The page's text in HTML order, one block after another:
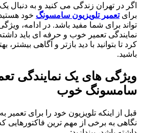
اگر در تهران زندگی می کنید و به دنبال
برایتعمیر تلویزیون سامسونگ خود
تواند برای شما مفید باشد. در ادامه،
نمایندگی تعمیر خوب و حرفه ای باید
کرد تا بتوانید با دید بازتر و آگاهی بیشتر،
باشید.
ویژگی های یک نمایندگی
سامسونگ خوب
قبل از اینکه تلویزیون خود را برای تعمیر
نگاهی به برخی از مهم ترین فاکتورهایی